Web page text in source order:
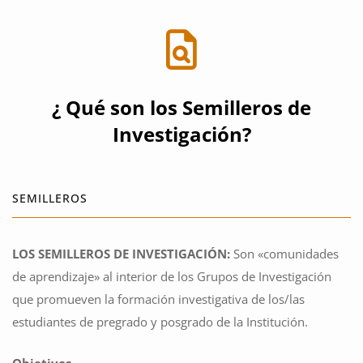
¿ Qué son los Semilleros de
Investigación?
SEMILLEROS
LOS SEMILLEROS DE INVESTIGACIÓN: Son «comunidades
de aprendizaje» al interior de los Grupos de Investigación
que promueven la formación investigativa de los/las
estudiantes de pregrado y posgrado de la Institución.